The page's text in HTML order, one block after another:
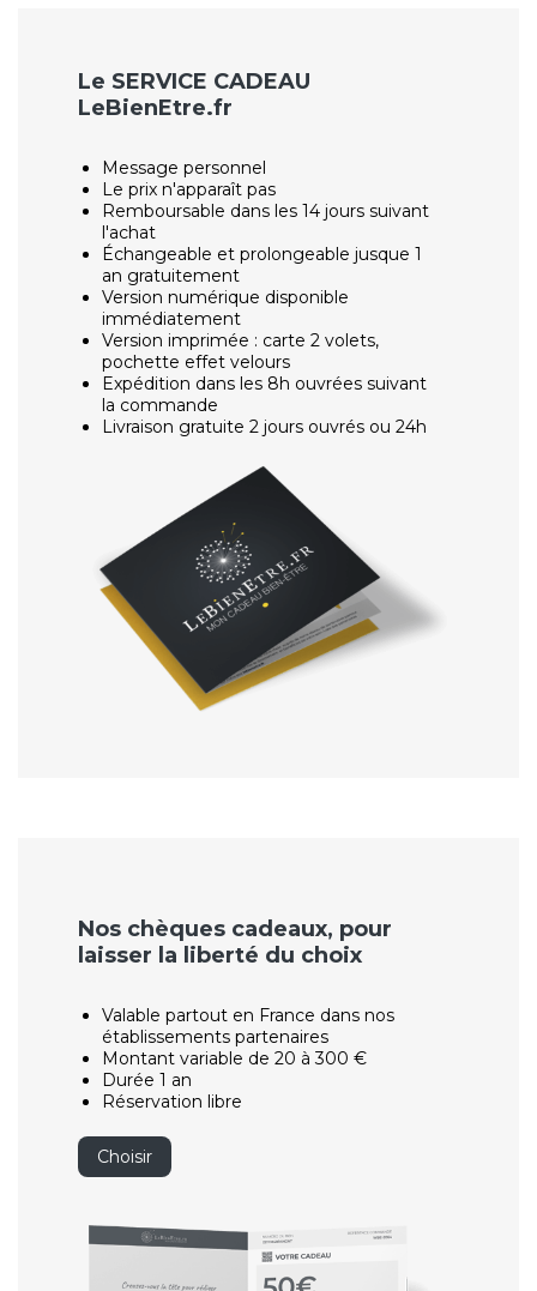
Le SERVICE CADEAU
LeBienEtre.fr
Message personnel
Le prix n'apparaît pas
Remboursable dans les 14 jours suivant
l'achat
Échangeable et prolongeable jusque 1
an gratuitement
Version numérique disponible
immédiatement
Version imprimée : carte 2 volets,
pochette effet velours
Expédition dans les 8h ouvrées suivant
la commande
Livraison gratuite 2 jours ouvrés ou 24h
Nos chèques cadeaux, pour
laisser la liberté du choix
Valable partout en France dans nos
établissements partenaires
Montant variable de 20 à 300 €
Durée 1 an
Réservation libre
Choisir